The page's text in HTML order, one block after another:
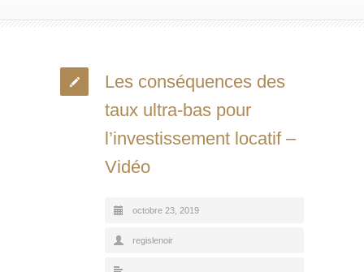
Les conséquences des
taux ultra-bas pour
l’investissement locatif –
Vidéo
octobre 23, 2019
regislenoir